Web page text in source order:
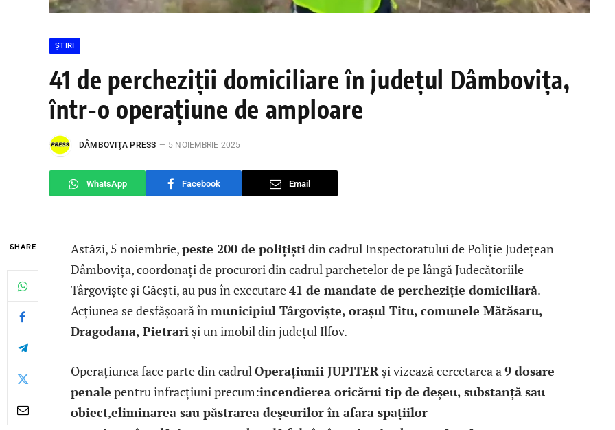
ȘTIRI
41 de percheziții domiciliare în județul Dâmbovița,
într-o operațiune de amploare
DÂMBOVIŢA PRESS 5 NOIEMBRIE 2025
WhatsApp Facebook Email
SHARE Astăzi, 5 noiembrie,peste 200 de polițiștidin cadrul Inspectoratului de Poliție Județean
Dâmbovița, coordonați de procurori din cadrul parchetelor de pe lângă Judecătoriile
Târgoviște și Găești, au pus în executare41 de mandate de percheziție domiciliară.
Acțiunea se desfășoară înmunicipiul Târgoviște, orașul Titu, comunele Mătăsaru,
Dragodana, Pietrari și un imobil din județul Ilfov.
Operațiunea face parte din cadrul Operațiunii JUPITER și vizează cercetarea a 9 dosare
penale pentru infracțiuni precum:incendierea oricărui tip de deșeu, substanță sau
obiect,eliminarea sau păstrarea deșeurilor în afara spațiilor